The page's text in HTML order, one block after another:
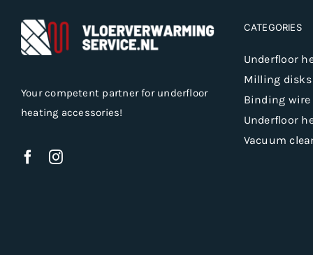
Your competent partner for underfloor
heating accessories!
CATEGORIES
Underfloor
Milling disks
Binding wire
Underfloor
Vacuum